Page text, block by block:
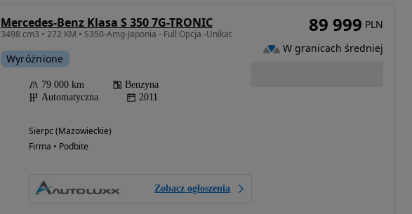
Mercedes-Benz Klasa S 350 7G-TRONIC
3498 cm3 • 272 KM • S350-Amg-Japonia - Full Opcja -Unikat
Wyróżnione
79 000 km
Benzyna
Automatyczna
2011
Sierpc (Mazowieckie)
Firma • Podbite
Zobacz ogłoszenia
89 999 PLN
W granicach średniej